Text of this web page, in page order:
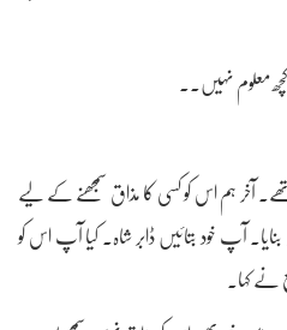
معلوم نہیں۔۔
آخر ہم اس کو کسی کا مذاق سمجھنے کے لیے
آپ خود بتائیں ڈابر شاہ۔ کیا آپ اس کو
نے کہا۔